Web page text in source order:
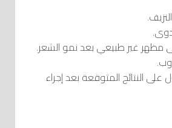
مظهر غير طبيعي بعد نمو الشعر.
النتائج المتوقعة بعد إجراء